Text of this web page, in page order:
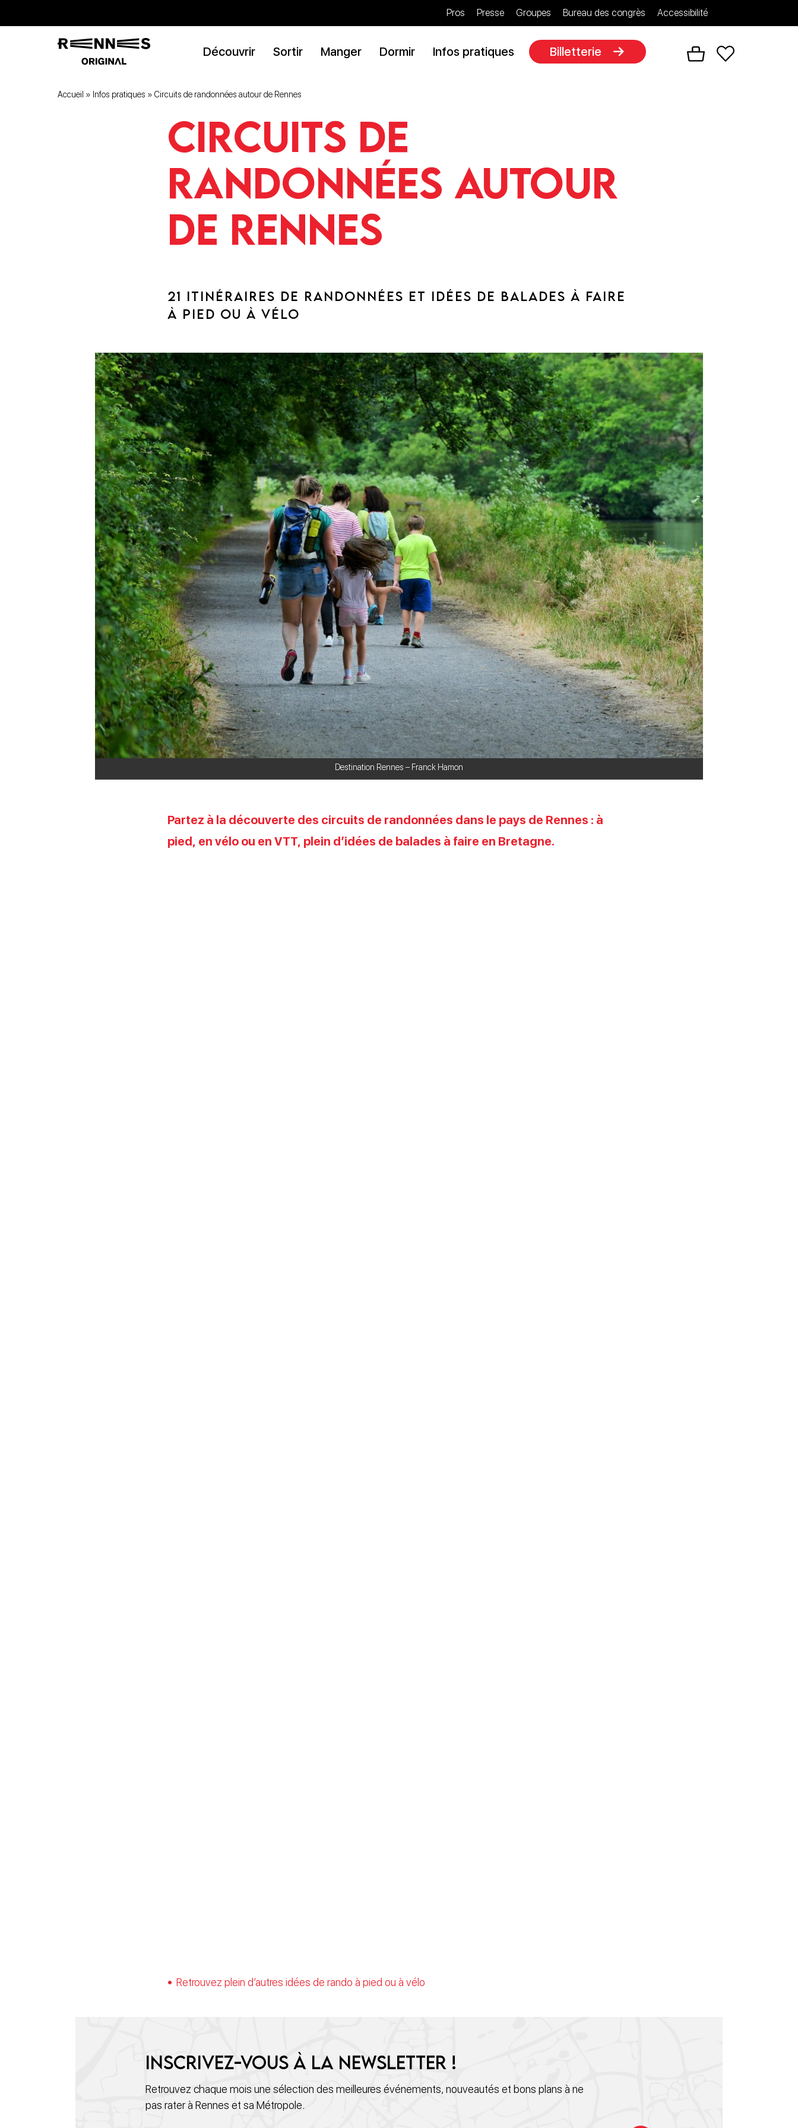
Pros Presse Groupes Bureau des congrès Accessibilité
Découvrir Sortir Manger Dormir Infos pratiques Billetterie
Accueil » Infos pratiques » Circuits de randonnées autour de Rennes
Circuits de
randonnées autour
de Rennes
21 ITINÉRAIRES DE RANDONNÉES ET IDÉES DE BALADES À FAIRE
À PIED OU À VÉLO
Destination Rennes – Franck Hamon
Partez à la découverte des circuits de randonnées dans le pays de Rennes : à
pied, en vélo ou en VTT, plein d’idées de balades à faire en Bretagne.
Retrouvez plein d’autres idées de rando à pied ou à vélo
Inscrivez-vous à la newsletter !
Retrouvez chaque mois une sélection des meilleures événements, nouveautés et bons plans à ne
pas rater à Rennes et sa Métropole.